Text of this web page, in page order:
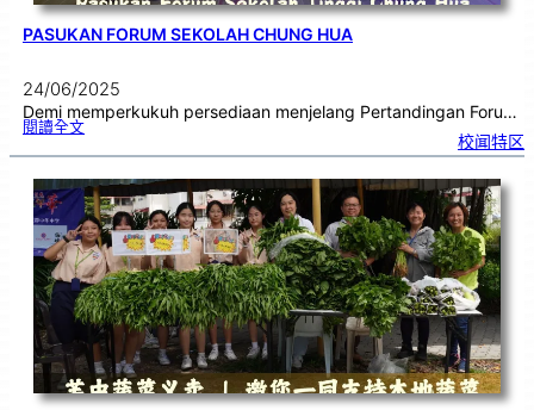
PASUKAN FORUM SEKOLAH CHUNG HUA
24/06/2025
Demi memperkukuh persediaan menjelang Pertandingan Foru…
閱讀全文:P
u
a
n
F
o
r
u
m
S
e
k
o
la
h
C
h
u
n
g
ua
校闻特区